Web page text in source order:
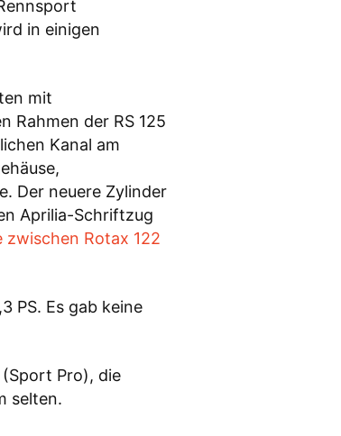
in einigen
mit
Rahmen der RS 125
Kanal am
Der neuere Zylinder
Aprilia-Schriftzug
zwischen Rotax 122
PS. Es gab keine
(Sport Pro), die
selten.